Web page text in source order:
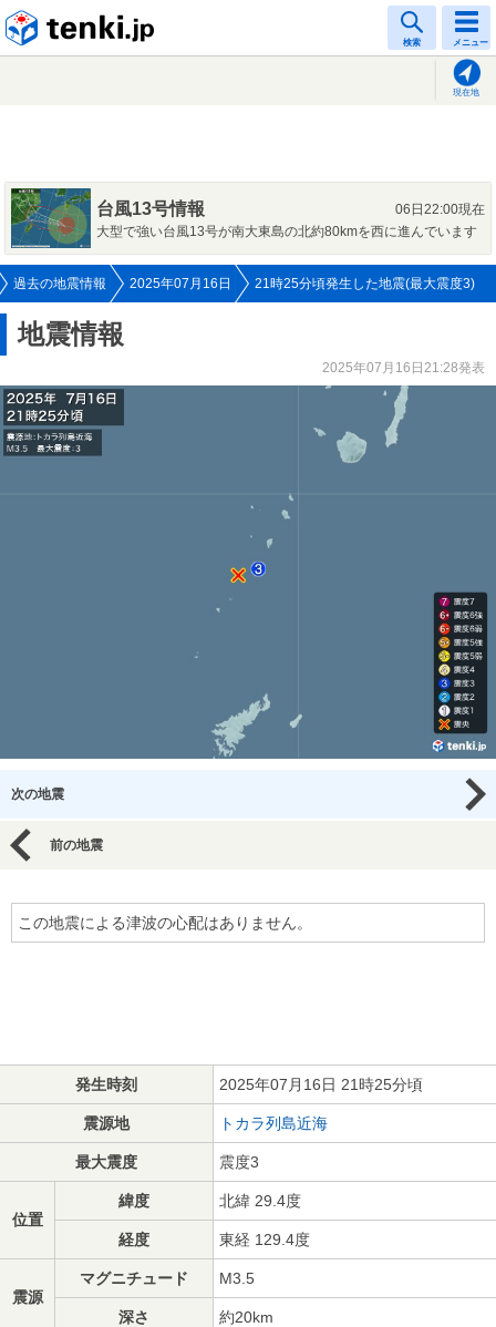
検索 メニュー
現在地
台風13号情報
06日22:00現在
大型で強い台風13号が南大東島の北約80kmを西に進んでいます
過去の地震情報 2025年07月16日 21時25分頃発生した地震(最大震度3)
地震情報
2025年07月16日21:28発表
次の地震
前の地震
この地震による津波の心配はありません。
発生時刻 2025年07月16日 21時25分頃
震源地 トカラ列島近海
最大震度 震度3
位置
緯度 北緯 29.4度
経度 東経 129.4度
震源
マグニチュード M3.5
深さ 約20km